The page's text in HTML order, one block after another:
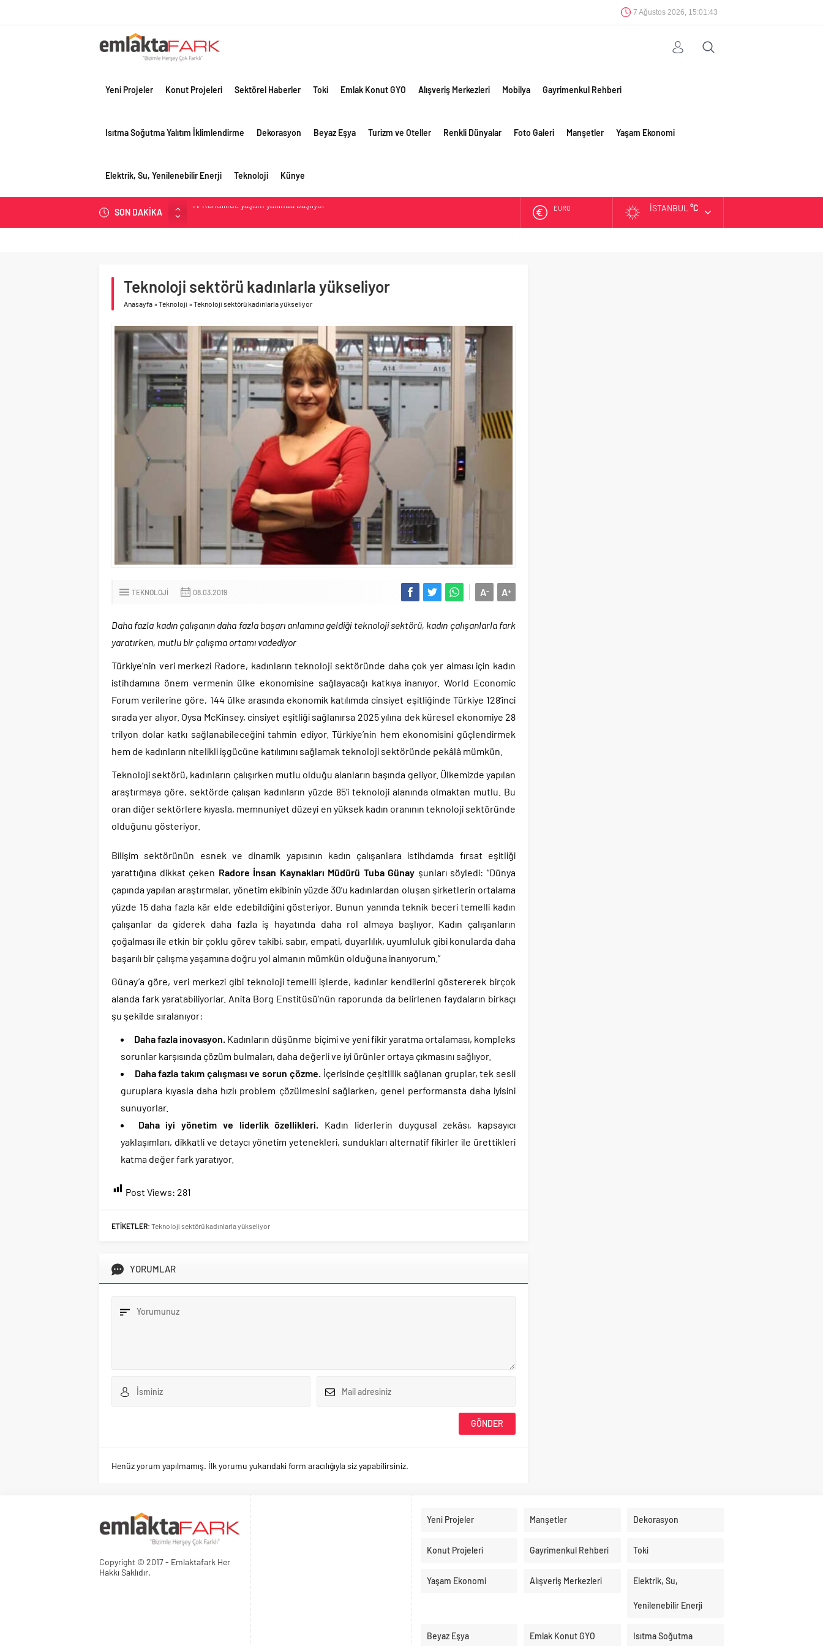
7 Ağustos 2026, 15:01:44
Yeni Projeler Konut Projeleri Sektörel Haberler Toki Emlak Konut GYO Alışveriş Merkezleri Mobilya Gayrimenkul Rehberi
Isıtma Soğutma Yalıtım İklimlendirme Dekorasyon Beyaz Eşya Turizm ve Oteller Renkli Dünyalar Foto Galeri Manşetler Yaşam Ekonomi
Elektrik, Su, Yenilenebilir Enerji Teknoloji Künye
SON DAKİKA
OYAK Çimento, jeopolitik risklere ve maliyet baskısına rağmen 2026’nın ikinci
Birleşik Arap Emirlikleri’nin ilk yüksek hızlı demiryolu projesine Kalyon İnşaat imzası
İV Kandilli’de yaşam yakında başlıyor
EURO İSTANBUL °C
Teknoloji sektörü kadınlarla yükseliyor
Anasayfa »Teknoloji »Teknoloji sektörü kadınlarla yükseliyor
TEKNOLOJI 08.03.2019 A+
A-
Daha fazla kadın çalışanın daha fazla başarı anlamına geldiği teknoloji sektörü, kadın çalışanlarla fark
yaratırken, mutlu bir çalışma ortamı vadediyor
Türkiye’nin veri merkezi Radore, kadınların teknoloji sektöründe daha çok yer alması için kadın
istihdamına önem vermenin ülke ekonomisine sağlayacağı katkıya inanıyor. World Economic
Forum verilerine göre, 144 ülke arasında ekonomik katılımda cinsiyet eşitliğinde Türkiye 128’inci
sırada yer alıyor. Oysa McKinsey, cinsiyet eşitliği sağlanırsa 2025 yılına dek küresel ekonomiye 28
trilyon dolar katkı sağlanabileceğini tahmin ediyor. Türkiye’nin hem ekonomisini güçlendirmek
hem de kadınların nitelikli işgücüne katılımını sağlamak teknoloji sektöründe pekâlâ mümkün.
Teknoloji sektörü, kadınların çalışırken mutlu olduğu alanların başında geliyor. Ülkemizde yapılan
araştırmaya göre, sektörde çalışan kadınların yüzde 85’i teknoloji alanında olmaktan mutlu. Bu
oran diğer sektörlere kıyasla, memnuniyet düzeyi en yüksek kadın oranının teknoloji sektöründe
olduğunu gösteriyor.
Bilişim sektörünün esnek ve dinamik yapısının kadın çalışanlara istihdamda fırsat eşitliği
yarattığına dikkat çeken Radore İnsan Kaynakları Müdürü Tuba Günay şunları söyledi: “Dünya
çapında yapılan araştırmalar, yönetim ekibinin yüzde 30’u kadınlardan oluşan şirketlerin ortalama
yüzde 15 daha fazla kâr elde edebildiğini gösteriyor. Bunun yanında teknik beceri temelli kadın
çalışanlar da giderek daha fazla iş hayatında daha rol almaya başlıyor. Kadın çalışanların
çoğalması ile etkin bir çoklu görev takibi, sabır, empati, duyarlılık, uyumluluk gibi konularda daha
başarılı bir çalışma yaşamına doğru yol almanın mümkün olduğuna inanıyorum.”
Günay’a göre, veri merkezi gibi teknoloji temelli işlerde, kadınlar kendilerini göstererek birçok
alanda fark yaratabiliyorlar. Anita Borg Enstitüsü’nün raporunda da belirlenen faydaların birkaçı
şu şekilde sıralanıyor:
Daha fazla inovasyon. Kadınların düşünme biçimi ve yeni fikir yaratma ortalaması, kompleks
sorunlar karşısında çözüm bulmaları, daha değerli ve iyi ürünler ortaya çıkmasını sağlıyor.
Daha fazla takım çalışması ve sorun çözme. İçerisinde çeşitlilik sağlanan gruplar, tek sesli
guruplara kıyasla daha hızlı problem çözülmesini sağlarken, genel performansta daha iyisini
sunuyorlar.
Daha iyi yönetim ve liderlik özellikleri. Kadın liderlerin duygusal zekâsı, kapsayıcı
yaklaşımları, dikkatli ve detaycı yönetim yetenekleri, sundukları alternatif fikirler ile ürettikleri
katma değer fark yaratıyor.
Post Views: 281
ETİKETLER: Teknoloji sektörü kadınlarla yükseliyor
YORUMLAR
Henüz yorum yapılmamış. İlk yorumu yukarıdaki form aracılığıyla siz yapabilirsiniz.
Copyright © 2017 - Emlaktafark Her
Hakkı Saklıdır.
Yeni Projeler Manşetler Dekorasyon
Konut Projeleri Gayrimenkul Rehberi Toki
Yaşam Ekonomi Alışveriş Merkezleri Elektrik, Su,
Yenilenebilir Enerji
Beyaz Eşya Emlak Konut GYO Isıtma Soğutma